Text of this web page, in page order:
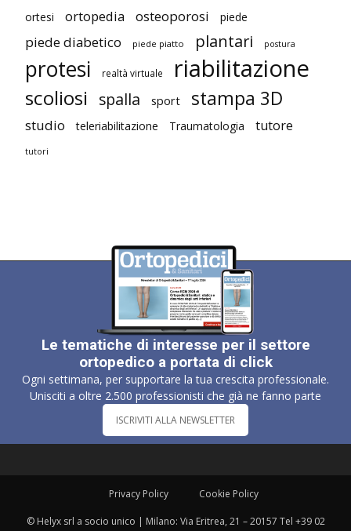
ortesi
ortopedia osteoporosi piede
piede diabetico piede piatto plantari postura
protesi realtà virtuale riabilitazione
scoliosi spalla sport stampa 3D
studio teleriabilitazione Traumatologia tutore
tutori
Le tematiche di interesse per il settore
ortopedico a portata di click
Ogni settimana, per supportare la tua crescita professionale.
Unisciti a oltre 2.500 professionisti che già ne fanno parte
ISCRIVITI ALLA NEWSLETTER
Privacy Policy Cookie Policy
© Helyx srl a socio unico | Milano: Via Eritrea, 21 – 20157 Tel +39 02